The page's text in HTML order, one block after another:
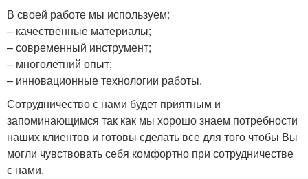
В своей работе мы используем:
– качественные материалы;
– современный инструмент;
– многолетний опыт;
– инновационные технологии работы.
Сотрудничество с нами будет приятным и
запоминающимся так как мы хорошо знаем потребности
наших клиентов и готовы сделать все для того чтобы Вы
могли чувствовать себя комфортно при сотрудничестве
с нами.